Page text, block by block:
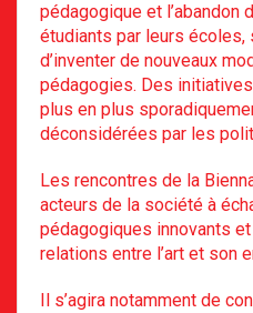
pédagogique et l’abandon
étudiants par leurs écoles,
d’inventer de nouveaux
pédagogies. Des
plus en plus
déconsidérées par les
Les rencontres de la
acteurs de la société à
pédagogiques innovants
relations entre l’art et son
Il s’agira notamment de